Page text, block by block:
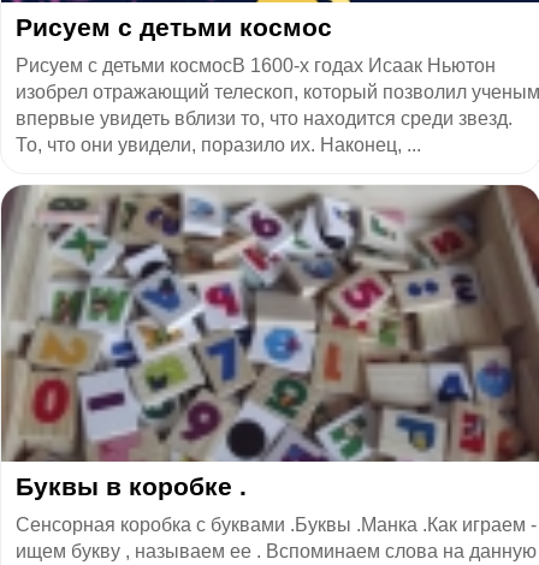
Рисуем с детьми космос
Рисуем с детьми космосВ 1600-х годах Исаак Ньютон
изобрел отражающий телескоп, который позволил ученым
впервые увидеть вблизи то, что находится среди звезд.
То, что они увидели, поразило их. Наконец, ...
Буквы в коробке .
Сенсорная коробка с буквами .Буквы .Манка .Как играем -
ищем букву , называем ее . Вспоминаем слова на данную